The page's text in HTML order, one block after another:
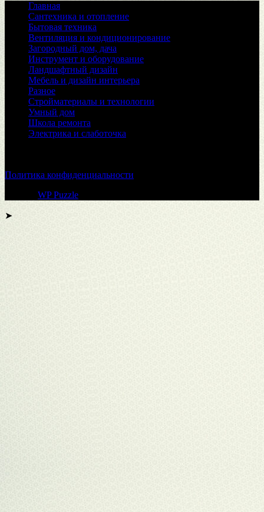
Главная
Сантехника и отопление
Бытовая техника
Вентиляция и кондиционирование
Загородный дом, дача
Инструмент и оборудование
Ландшафтный дизайн
Мебель и дизайн интерьера
Разное
Стройматериалы и технологии
Умный дом
Школа ремонта
Электрика и слаботочка
Политика конфиденциальности
WP Puzzle
➤